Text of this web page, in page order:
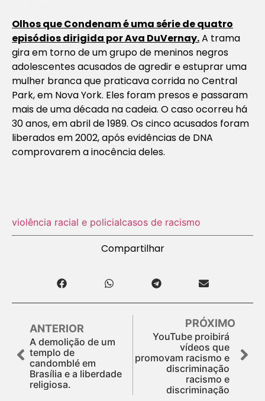
Olhos que Condenamé uma série de quatro
episódios dirigida por Ava DuVernay.A trama
gira em torno de um grupo de meninos negros
adolescentes acusados de agredir e estuprar uma
mulher branca que praticava corrida no Central
Park, em Nova York. Eles foram presos e passaram
mais de uma década na cadeia. O caso ocorreu há
30 anos, em abril de 1989. Os cinco acusados foram
liberados em 2002, após evidências de DNA
comprovarem a inocência deles.
violência racial e policialcasos de racismo
Compartilhar
ANTERIOR
A demolição de um
templo de
candomblé em
Brasília e a liberdade
religiosa.
PRÓXIMO
YouTube proibirá
vídeos que
promovam racismo e
discriminação
racismo e
discriminação